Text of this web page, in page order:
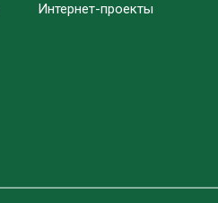
Интернет-проекты